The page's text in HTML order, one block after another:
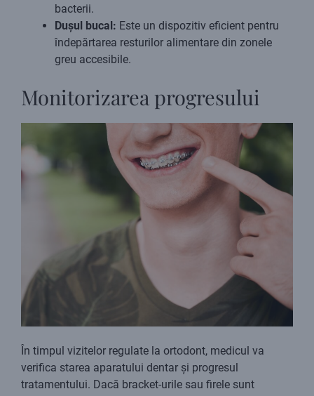
bacterii.
Dușul bucal: Este un dispozitiv eficient pentru
îndepărtarea resturilor alimentare din zonele
greu accesibile.
Monitorizarea progresului
În timpul vizitelor regulate la ortodont, medicul va
verifica starea aparatului dentar și progresul
tratamentului. Dacă bracket-urile sau firele sunt